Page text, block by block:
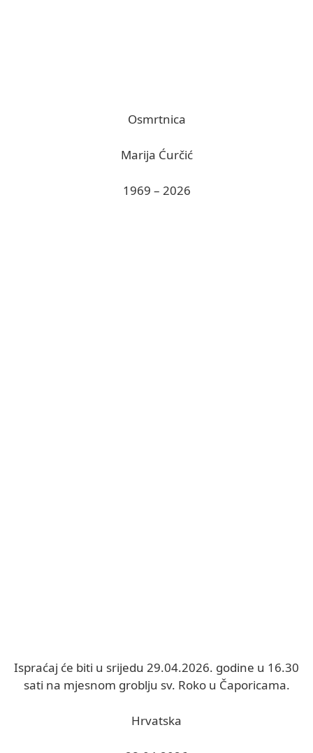
Osmrtnica
Marija Ćurčić
1969 – 2026
Ispraćaj će biti u srijedu 29.04.2026. godine u 16.30
sati na mjesnom groblju sv. Roko u Čaporicama.
Hrvatska